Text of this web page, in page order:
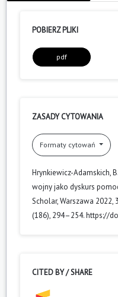
POBIERZ PLIKI
pdf
ZASADY CYTOWANIA
Formaty cytowań
Hrynkiewicz-Adamskich,
wojny jako dyskurs
Scholar, Warszawa 2022,
(186), 294–254. https://
CITED BY / SHARE